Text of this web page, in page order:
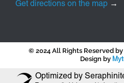
Get directions on the map →
© 2024 All Rights Reserved by
Design by
Optimized by